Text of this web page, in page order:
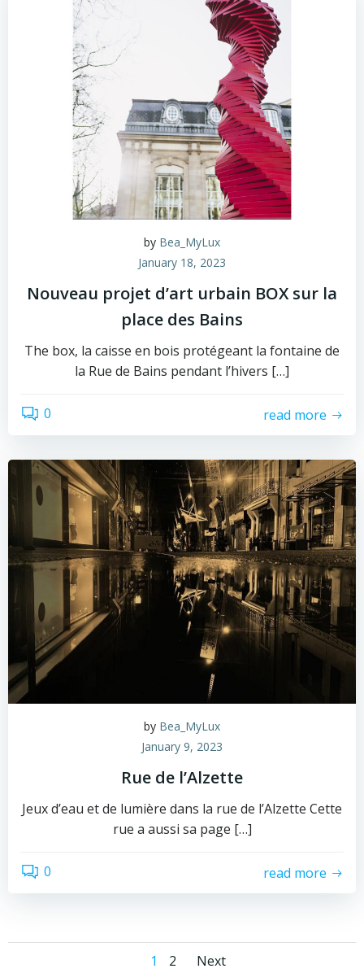
by Bea_MyLux
January 18, 2023
Nouveau projet d’art urbain BOX sur la
place des Bains
The box, la caisse en bois protégeant la fontaine de
la Rue de Bains pendant l’hivers […]
0 read more
by Bea_MyLux
January 9, 2023
Rue de l’Alzette
Jeux d’eau et de lumière dans la rue de l’Alzette Cette
rue a aussi sa page […]
0 read more
Page
1 Page
2 Next